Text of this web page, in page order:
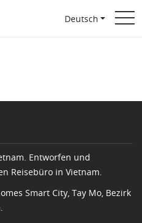
Deutsch
Entworfen und
Reisebüro in Vietnam.
Smart City, Tay Mo, Bezirk